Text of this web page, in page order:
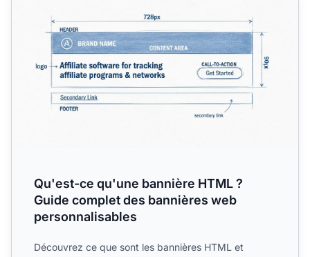
Qu'est-ce qu'une bannière HTML ?
Guide complet des bannières web
personnalisables
Découvrez ce que sont les bannières HTML et